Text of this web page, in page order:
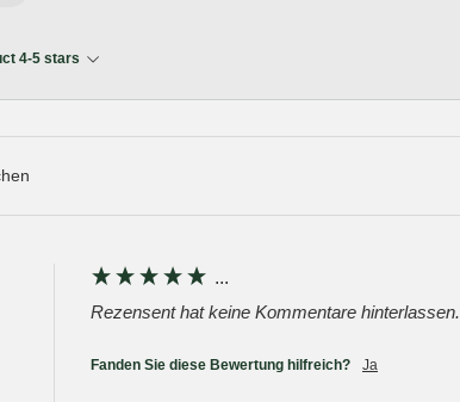
4-5 stars
...
Rezensent hat keine Kommentare hinterlassen.
Fanden Sie diese Bewertung hilfreich? Ja